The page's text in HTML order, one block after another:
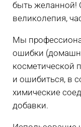
быть желанной!
великолепия,
Мы
ошибки
косметической
и ошибиться, в
химические
добавки.